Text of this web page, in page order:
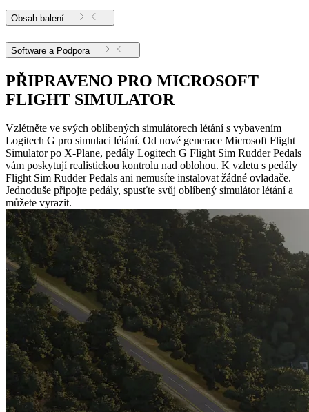
Obsah balení
Software a Podpora
PŘIPRAVENO PRO MICROSOFT
FLIGHT SIMULATOR
Vzlétněte ve svých oblíbených simulátorech létání s vybavením
Logitech G pro simulaci létání. Od nové generace Microsoft Flight
Simulator po X-Plane, pedály Logitech G Flight Sim Rudder Pedals
vám poskytují realistickou kontrolu nad oblohou. K vzletu s pedály
Flight Sim Rudder Pedals ani nemusíte instalovat žádné ovladače.
Jednoduše připojte pedály, spusťte svůj oblíbený simulátor létání a
můžete vyrazit.